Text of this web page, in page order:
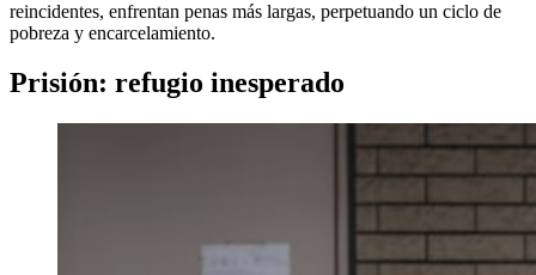
reincidentes, enfrentan penas más largas, perpetuando un ciclo de
pobreza y encarcelamiento.
Prisión: refugio inesperado